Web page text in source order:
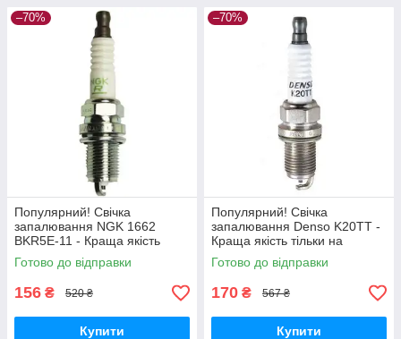
–70%
Популярний! Свічка
запалювання NGK 1662
BKR5E-11 - Краща якість
тільки на Nukleon.com.ua
Готово до відправки
156 ₴ 520 ₴
Купити
–70%
Популярний! Свічка
запалювання Denso K20TT -
Краща якість тільки на
Nukleon.com.ua
Готово до відправки
170 ₴ 567 ₴
Купити